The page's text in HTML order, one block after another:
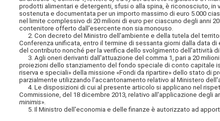
prodotti alimentari e detergenti, sfusi o alla spina, è riconosciuto,
sostenuta e documentata per un importo massimo di euro 5.000
nel limite complessivo di 20 milioni di euro per ciascuno degli anni
contenitore offerto dall'esercente non sia monouso.
2. Con decreto del Ministro dell'ambiente e della tutela del
Conferenza unificata, entro il termine di sessanta giorni dalla data
del contributo nonché per la verifica dello svolgimento dell'attività
3. Agli oneri derivanti dall'attuazione del comma 1, pari a 20
proiezioni dello stanziamento del fondo speciale di conto capitale
riserva e speciali» della missione «Fondi da ripartire» dello stato di
parzialmente utilizzando l'accantonamento relativo al Ministero
4. Le disposizioni di cui al presente articolo si applicano nel
Commissione, del 18 dicembre 2013, relativo all'applicazione degli
minimis».
5. Il Ministro dell'economia e delle finanze è autorizzato ad